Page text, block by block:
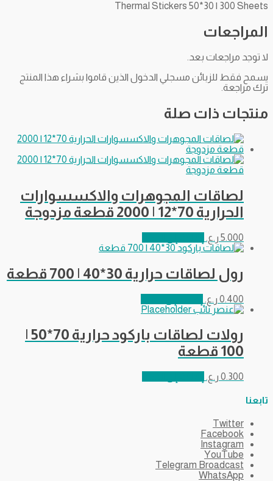
Thermal Stickers 50*30 | 300 Sheets
المراجعات
لا توجد مراجعات بعد.
يسمح فقط للزبائن مسجلي الدخول الذين قاموا بشراء هذا المنتج
ترك مراجعة.
منتجات ذات صلة
لصاقات المجوهرات والاكسسوارات
الحرارية 70*12 | 2000 قطعة مزدوجة
5.000 ر.ع.
رول لصاقات حرارية 30*40 | 700 قطعة
0.400 ر.ع.
رولات لصاقات باركود حرارية 70*50 |
100 قطعة
0.300 ر.ع.
تابعنا
Twitter
Facebook
Instagram
YouTube
Telegram Broadcast
WhatsApp